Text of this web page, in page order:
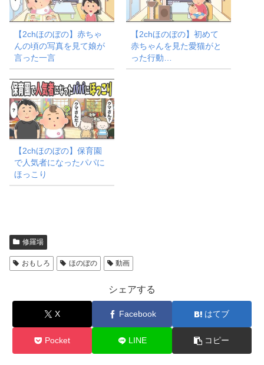
【2chほのぼの】赤ちゃ
んの頃の写真を見て娘が
言った一言
【2chほのぼの】初めて
赤ちゃんを見た愛猫がと
った行動…
【2chほのぼの】保育園
で人気者になったパパに
ほっこり
修羅場
おもしろ ほのぼの 動画
シェアする
X Facebook はてブ
Pocket LINE コピー